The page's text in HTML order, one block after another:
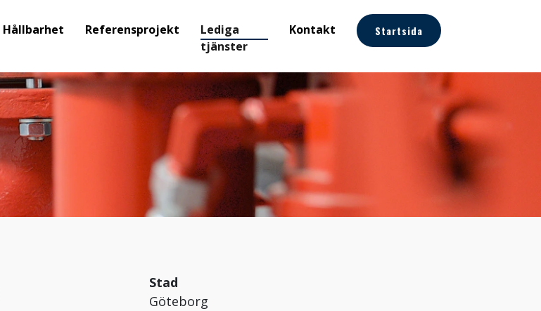
Hållbarhet Referensprojekt
Lediga
tjänster
Kontakt Startsida
Stad
Göteborg